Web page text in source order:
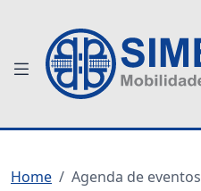
Home Agenda de eventos